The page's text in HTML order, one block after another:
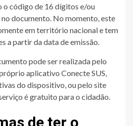
código de 16 dígitos e/ou
documento. No momento, este
em território nacional e tem
a partir da data de emissão.
pode ser realizada pelo
aplicativo Conecte SUS,
do dispositivo, ou pelo site
é gratuito para o cidadão.
de ter o